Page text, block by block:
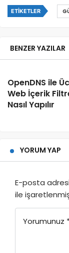
ETIKETLER
BENZER YAZILAR
OpenDNS ile
Web İçerik
Nasıl Yapılır
YORUM YAP
E-posta
ile
Yorumunuz